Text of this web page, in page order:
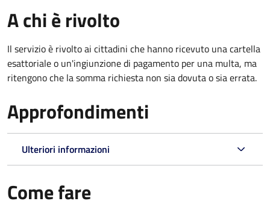
A chi è rivolto
Il servizio è rivolto ai cittadini che hanno ricevuto una cartella
esattoriale o un'ingiunzione di pagamento per una multa, ma
ritengono che la somma richiesta non sia dovuta o sia errata.
Approfondimenti
Ulteriori informazioni
Come fare